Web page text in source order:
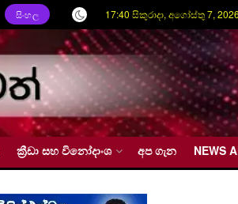
සිංහල 17:40 සිකුරාදා, අගෝස්තු 7, 2026
ක්‍රීඩා සහ විනෝදාංශ අප ගැන NEWS